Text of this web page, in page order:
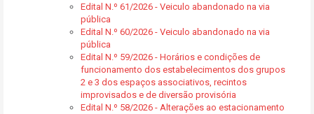
Edital N.º 61/2026 - Veiculo abandonado na via
pública
Edital N.º 60/2026 - Veiculo abandonado na via
pública
Edital N.º 59/2026 - Horários e condições de
funcionamento dos estabelecimentos dos grupos
2 e 3 dos espaços associativos, recintos
improvisados e de diversão provisória
Edital N.º 58/2026 - Alterações ao estacionamento